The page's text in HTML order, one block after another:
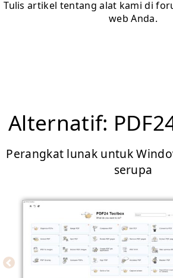
Tulis artikel tentang alat kami di
web Anda.
Alternatif:
Perangkat lunak untuk
serupa